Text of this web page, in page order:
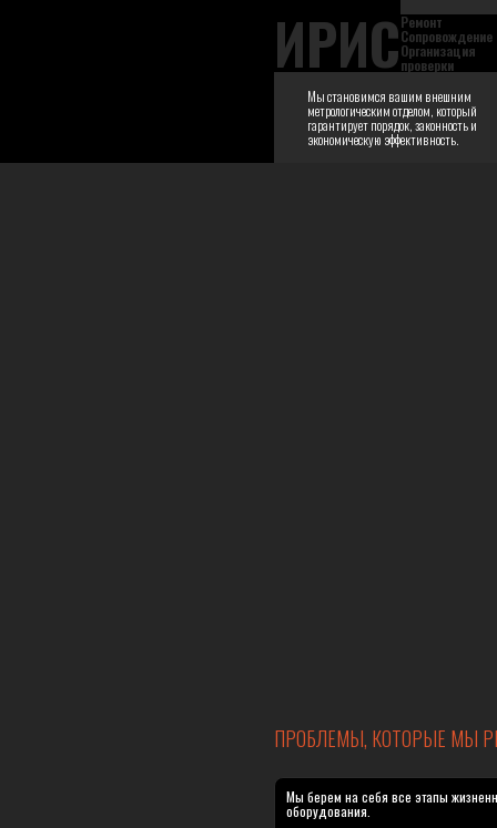
ИРИСРемонт
Сопровождение
Организация
проверки
Мы становимся вашим внешним
метрологическим отделом, который
гарантирует порядок, законность и
экономическую эффективность.
ПРОБЛЕМЫ, КОТОРЫЕ МЫ
Мы берем на себя все этапы
оборудования.